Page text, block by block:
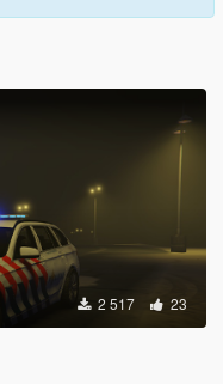
2 517 23